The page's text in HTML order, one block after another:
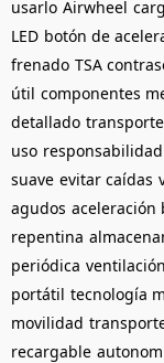
usarlo Airwheel
LED botón de
frenado TSA
útil componentes
detallado
uso responsabilidad
suave evitar caídas
agudos aceleración
repentina
periódica ventilación
portátil tecnología
movilidad
recargable